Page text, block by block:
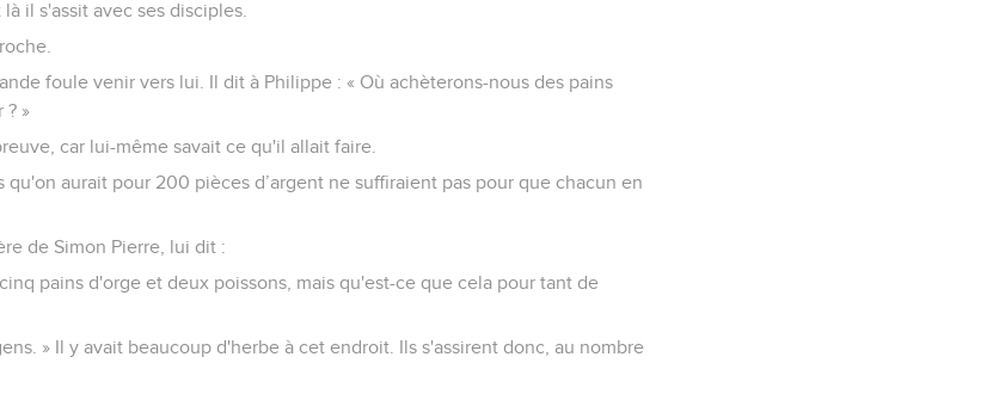
il s'assit avec ses disciples.
foule venir vers lui. Il dit à Philippe : « Où achèterons-nous des pains
? »
car lui-même savait ce qu'il allait faire.
qu'on aurait pour 200 pièces d’argent ne suffiraient pas pour que chacun en
de Simon Pierre, lui dit :
pains d'orge et deux poissons, mais qu'est-ce que cela pour tant de
» Il y avait beaucoup d'herbe à cet endroit. Ils s'assirent donc, au nombre